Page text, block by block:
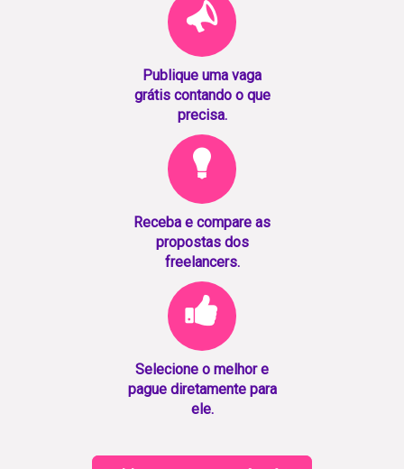
Publique uma vaga
grátis contando o que
precisa.
Receba e compare as
propostas dos
freelancers.
Selecione o melhor e
pague diretamente para
ele.